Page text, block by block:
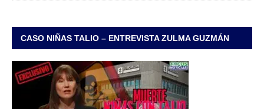
CASO NIÑAS TALIO – ENTREVISTA ZULMA GUZMÁN